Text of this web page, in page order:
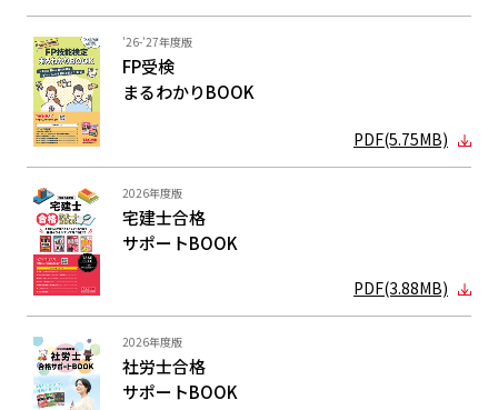
'26-'27年度版
FP受検
まるわかりBOOK
PDF(5.75MB)
2026年度版
宅建士合格
サポートBOOK
PDF(3.88MB)
2026年度版
社労士合格
サポートBOOK